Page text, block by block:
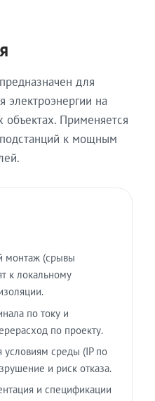
для
электроэнергии на
Применяется
к мощным
монтаж (срывы
к локальному
по току и
по проекту.
условиям среды (IP по
и риск отказа.
и спецификации